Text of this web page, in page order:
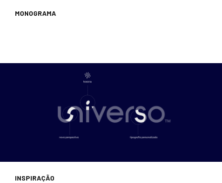
MONOGRAMA
INSPIRAÇÃO